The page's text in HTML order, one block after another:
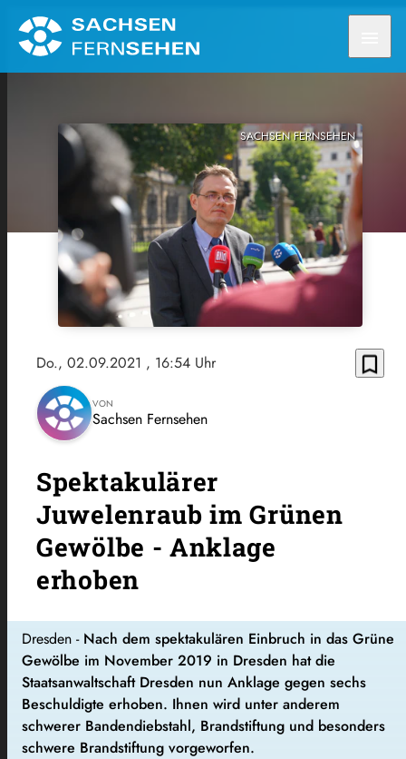
SACHSEN FERNSEHEN
Do., 02.09.2021 , 16:54 Uhr bookmark_border
VON
Sachsen Fernsehen
Spektakulärer
Juwelenraub im Grünen
Gewölbe - Anklage
erhoben
Dresden - Nach dem spektakulären Einbruch in das Grüne
Gewölbe im November 2019 in Dresden hat die
Staatsanwaltschaft Dresden nun Anklage gegen sechs
Beschuldigte erhoben. Ihnen wird unter anderem
schwerer Bandendiebstahl, Brandstiftung und besonders
schwere Brandstiftung vorgeworfen.